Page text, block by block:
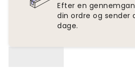
Efter en
din ordre og sender
dage.